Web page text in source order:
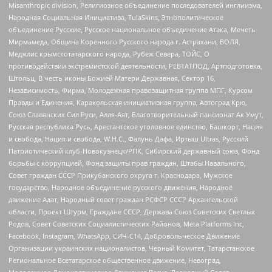
Misanthropic division, Религиозное объединение последователей инглиизма,
Народная Социальная Инициатива, TulaSkins, Этнополитическое
объединение Русские, Русское национальное объединение Атака, Мечеть
Мирмамеда, Община Коренного Русского народа г. Астрахани, ВОЛЯ,
Меджлис крымскотатарского народа, Рубеж Севера, ТОЙС, О
противодействии экстремистской деятельности, РЕВТАТПОД, Артподготовка,
Штольц, В честь иконы Божией Матери Державная, Сектор 16,
Независимость, Фирма, Молодежная правозащитная группа МПГ, Курсом
Правды и Единения, Каракольская инициативная группа, Автоград Крю,
Союз Славянских Сил Руси, Алля-Аят, Благотворительный пансионат Ак Умут,
Русская республика Русь, Арестантское уголовное единство, Башкорт, Нация
и свобода, Нация и свобода, W.H.С., Фалунь Дафа, Иртыш Ultras, Русский
Патриотический клуб-Новокузнецк/РПК, Сибирский державный союз, Фонд
борьбы с коррупцией, Фонд защиты прав граждан, Штабы Навального,
Совет граждан СССР Прикубанского округа г. Краснодара, Мужское
государство, Народное объединение русского движения, Народное
движение Адат, Народный совет граждан РСФСР СССР Архангельской
области, Проект Штурм, Граждане СССР, Держава Союз Советских Светлых
Родов, Совет Советских Социалистических Районов, Meta Platforms Inc,
Facebook, Instagram, WhatsApp, СИЧ-С14, Добровольческое Движение
Организации украинских националистов, Черный Комитет, Татарстанское
Региональное Всетатарское общественное движение, Невоград,